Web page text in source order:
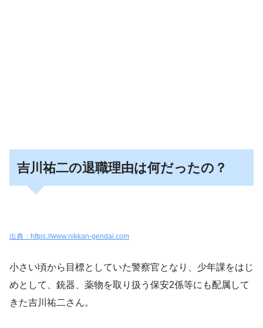
吉川祐二の退職理由は何だったの？
出典：https://www.nikkan-gendai.com
小さい頃から目標としていた警察官となり、少年課をはじ
めとして、銃器、薬物を取り扱う保安2係等にも配属して
きた吉川祐二さん。